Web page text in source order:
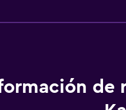
de